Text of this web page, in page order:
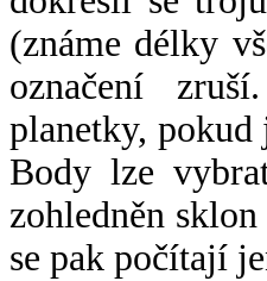
(známe délky
označení
planetky,
Body lze
zohledněn
se pak počítají